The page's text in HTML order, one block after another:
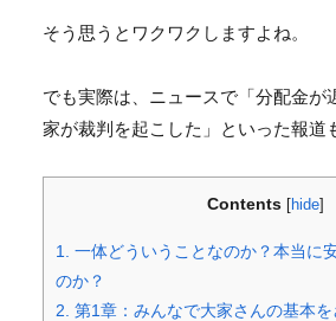
そう思うとワクワクしますよね。
でも実際は、ニュースで「分配金が
家が裁判を起こした」といった報道
Contents [hide]
1.
一体どういうことなのか？本当に
のか？
2. 第1章：みんなで大家さんの基本を